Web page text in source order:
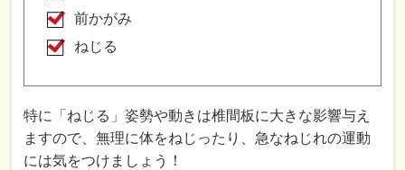
前かがみ
ねじる
特に「ねじる」姿勢や動きは椎間板に大きな影響与え
ますので、無理に体をねじったり、急なねじれの運動
には気をつけましょう！